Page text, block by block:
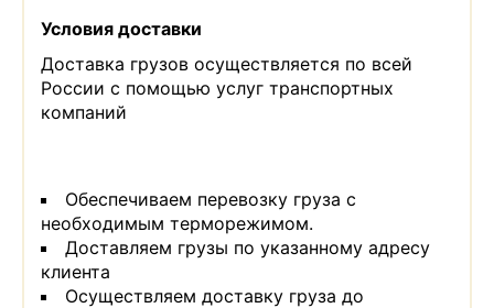
Условия доставки
Доставка грузов осуществляется по всей
России с помощью услуг транспортных
компаний
Обеспечиваем перевозку груза с
необходимым терморежимом.
Доставляем грузы по указанному адресу
клиента
Осуществляем доставку груза до